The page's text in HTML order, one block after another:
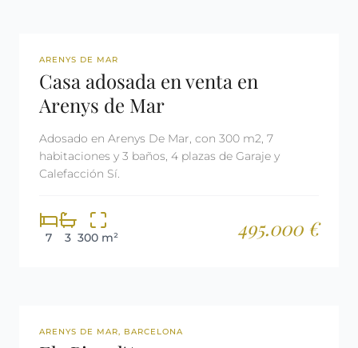
REF: 2865
ARENYS DE MAR
Casa adosada en venta en
Arenys de Mar
Adosado en Arenys De Mar, con 300 m2, 7
habitaciones y 3 baños, 4 plazas de Garaje y
Calefacción Sí.
7 3 300 m² 495.000 €
OBRA NUEVA
ARENYS DE MAR, BARCELONA